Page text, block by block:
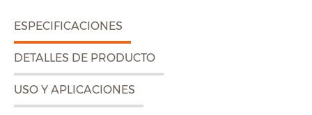
ESPECIFICACIONES
DETALLES DE PRODUCTO
USO Y APLICACIONES